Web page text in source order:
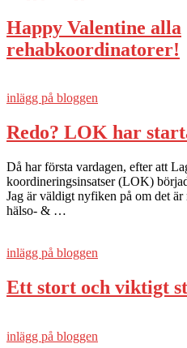
Happy Valentine alla
rehabkoordinatorer!
inlägg på bloggen
Redo? LOK har
Då har första vardagen, efter att
koordineringsinsatser (LOK)
Jag är väldigt nyfiken på om det
hälso- & …
inlägg på bloggen
Ett stort och viktigt
inlägg på bloggen